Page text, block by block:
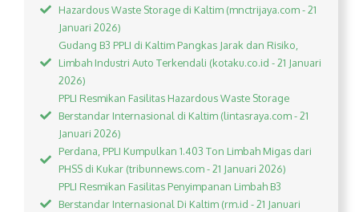
Hazardous Waste Storage di Kaltim (mnctrijaya.com - 21
Januari 2026)
Gudang B3 PPLI di Kaltim Pangkas Jarak dan Risiko,
Limbah Industri Auto Terkendali (kotaku.co.id - 21 Januari
2026)
PPLI Resmikan Fasilitas Hazardous Waste Storage
Berstandar Internasional di Kaltim (lintasraya.com - 21
Januari 2026)
Perdana, PPLI Kumpulkan 1.403 Ton Limbah Migas dari
PHSS di Kukar (tribunnews.com - 21 Januari 2026)
PPLI Resmikan Fasilitas Penyimpanan Limbah B3
Berstandar Internasional Di Kaltim (rm.id - 21 Januari